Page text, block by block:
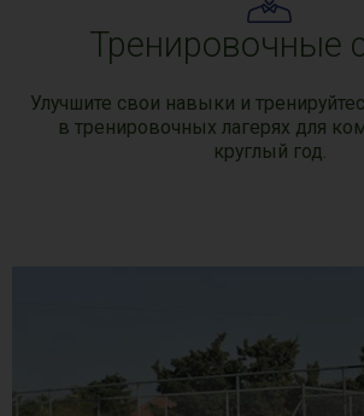
Тренировочные
Улучшите свои навыки и
в тренировочных лагерях для
круглый год.